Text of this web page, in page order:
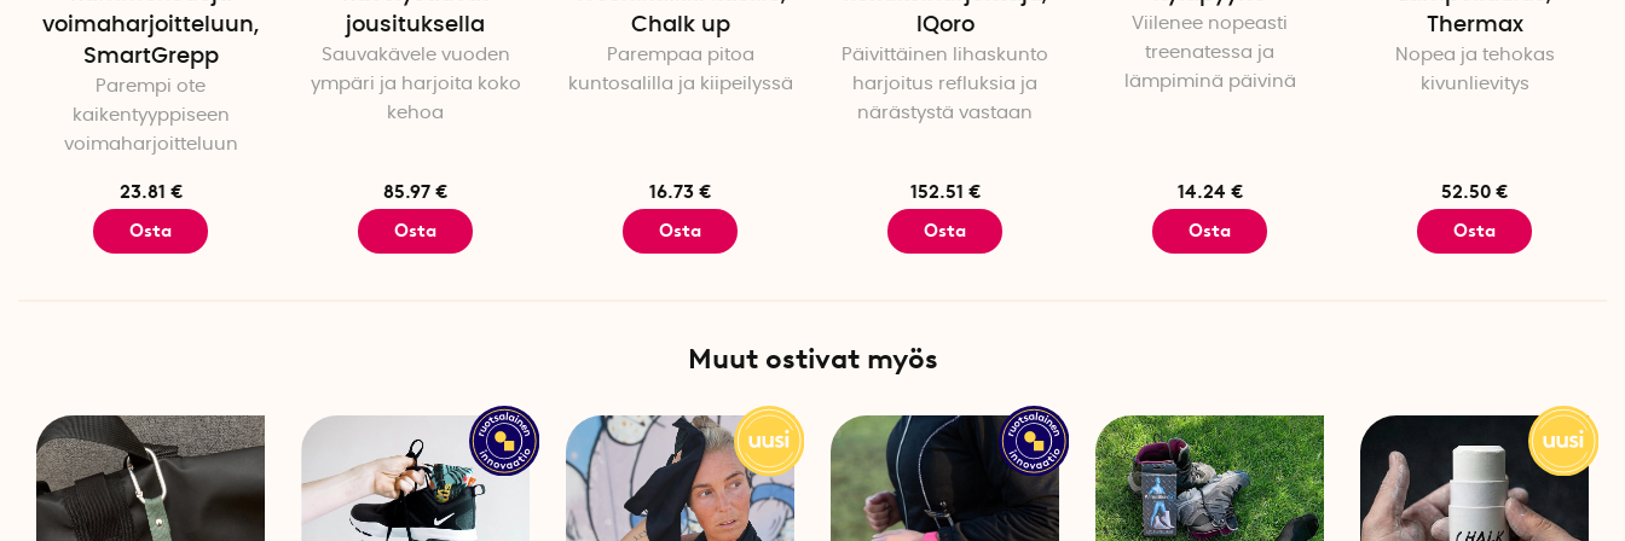
Vedä molemmista naruista samanaikaisesti, jotta rulla avautuu ja sen päissä olevat
sivut asettuvat paikoilleen. Varmista, että sivut ovat tukevasti paikoillaan ennen foam
rollerin käyttämistä.
Näin foam roller taitetaan kokoon
merkinnän kohdalle, niin foam roller taittuu helposti kokoon.
Avattuna: Halkaisija 14 cm
Paino Morph Alpha 0,8 kg
Paino Morph Bravo 0,7 kg
Pakkaukseen sisältyy: 1 Foam Roller, saatavilla mallit Morph Alpha tai Morph Bravo.
voimaharjoitteluun,
SmartGrepp
Parempi ote
kaikentyyppiseen
voimaharjoitteluun
23.81 €
Osta
jousituksella
Sauvakävele vuoden
ympäri ja harjoita koko
kehoa
85.97 €
Osta
Chalk up
Parempaa pitoa
kuntosalilla ja kiipeilyssä
16.73 €
Osta
IQoro
Päivittäinen lihaskunto
harjoitus refluksia ja
närästystä vastaan
152.51 €
Osta
Viilenee nopeasti
treenatessa ja
lämpiminä päivinä
14.24 €
Osta
Thermax
Nopea ja tehokas
kivunlievitys
52.50 €
Osta
Muut ostivat myös